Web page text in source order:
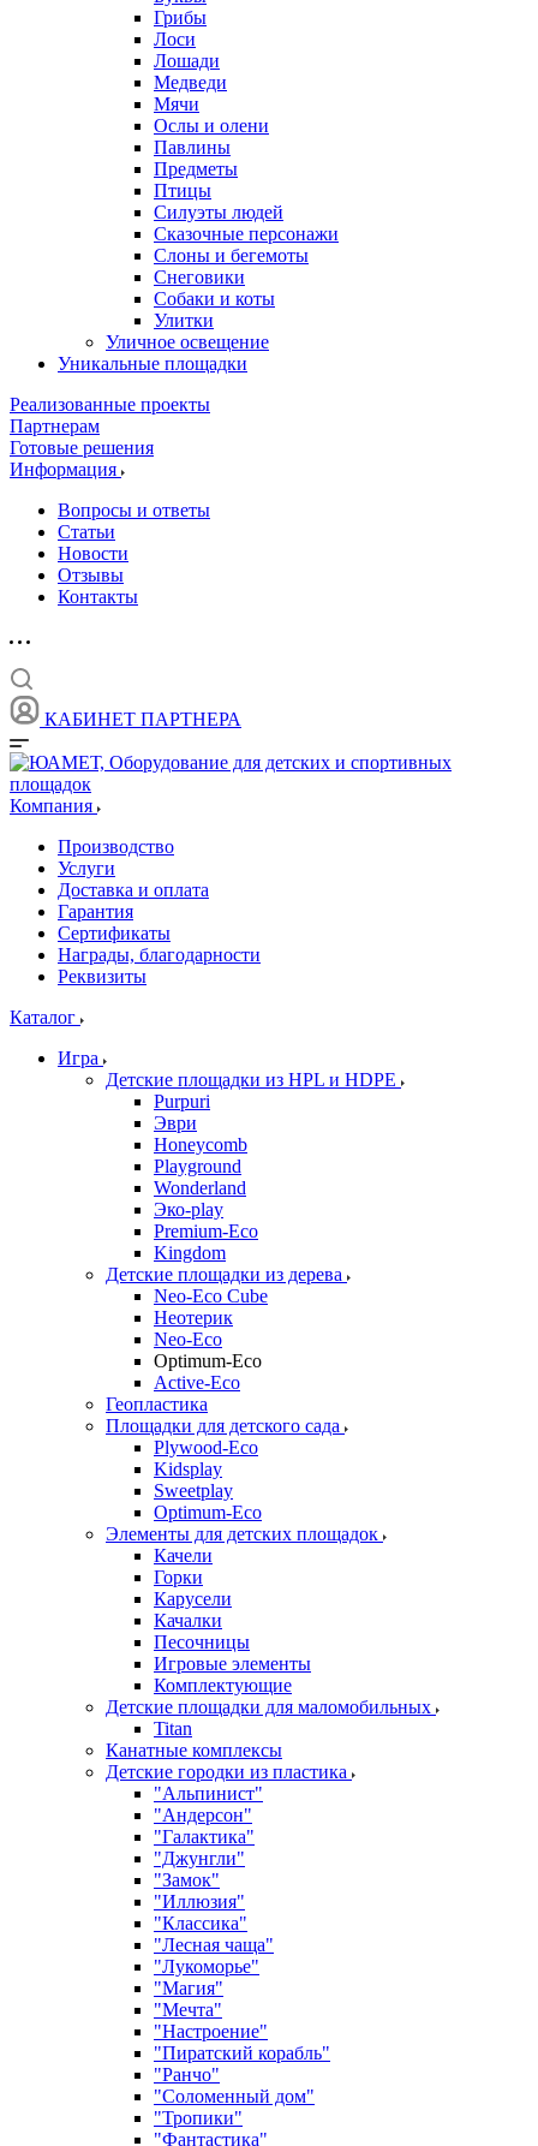
Грибы
Лоси
Лошади
Медведи
Мячи
Ослы и олени
Павлины
Предметы
Птицы
Силуэты людей
Сказочные персонажи
Слоны и бегемоты
Снеговики
Собаки и коты
Улитки
Уличное освещение
Уникальные площадки
Реализованные проекты
Партнерам
Готовые решения
Информация
Вопросы и ответы
Статьи
Новости
Отзывы
Контакты
КАБИНЕТ ПАРТНЕРА
Компания
Производство
Услуги
Доставка и оплата
Гарантия
Сертификаты
Награды, благодарности
Реквизиты
Каталог
Игра
Детские площадки из HPL и HDPE
Purpuri
Эври
Honeycomb
Playground
Wonderland
Эко-play
Premium-Eco
Kingdom
Детские площадки из дерева
Neo-Eco Cube
Неотерик
Neo-Eco
Оptimum-Еco
Active-Eco
Геопластика
Площадки для детского сада
Plywood-Eco
Kidsplay
Sweetplay
Оptimum-Еco
Элементы для детских площадок
Качели
Горки
Карусели
Качалки
Песочницы
Игровые элементы
Комплектующие
Детские площадки для маломобильных
Titan
Канатные комплексы
Детские городки из пластика
"Альпинист"
"Андерсон"
"Галактика"
"Джунгли"
"Замок"
"Иллюзия"
"Классика"
"Лесная чаща"
"Лукоморье"
"Магия"
"Мечта"
"Настроение"
"Пиратский корабль"
"Ранчо"
"Соломенный дом"
"Тропики"
"Фантастика"